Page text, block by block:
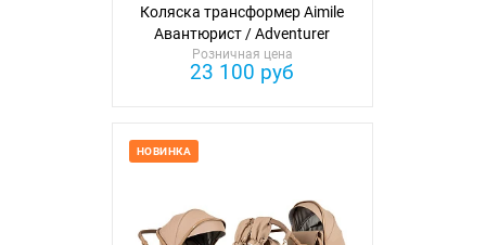
Коляска трансформер Aimile
Авантюрист / Adventurer
(экокожа)
Розничная цена
23 100 руб
НОВИНКА